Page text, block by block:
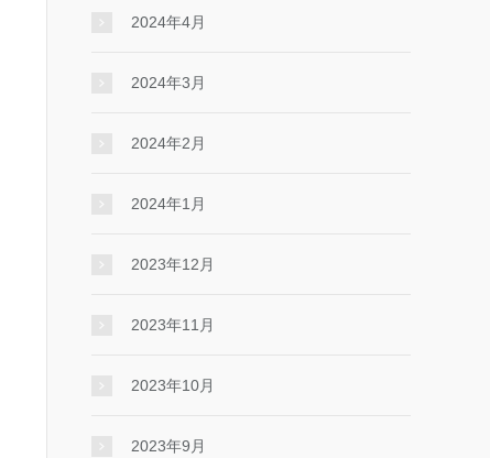
2024年4月
2024年3月
2024年2月
2024年1月
2023年12月
2023年11月
2023年10月
2023年9月